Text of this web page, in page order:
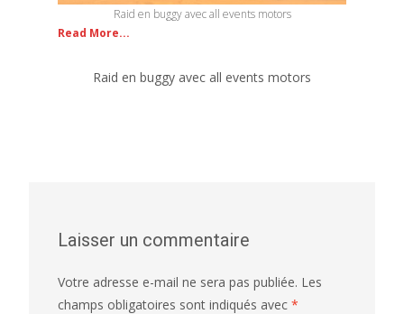
Raid en buggy avec all events motors
Read More...
Raid en buggy avec all events motors
Laisser un commentaire
Votre adresse e-mail ne sera pas publiée. Les
champs obligatoires sont indiqués avec *